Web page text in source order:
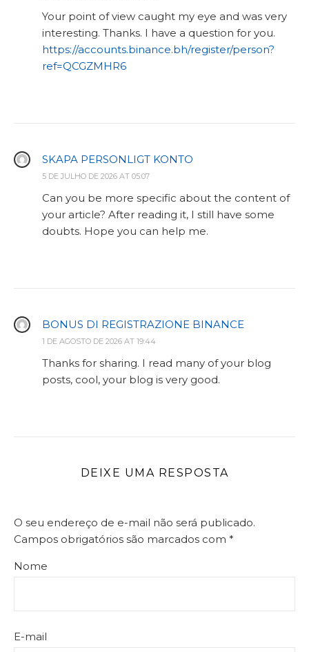
Your point of view caught my eye and was very
interesting. Thanks. I have a question for you.
https://accounts.binance.bh/register/person?
ref=QCGZMHR6
SKAPA PERSONLIGT KONTO
5 DE JULHO DE 2026 AT 05:07
Can you be more specific about the content of
your article? After reading it, I still have some
doubts. Hope you can help me.
BONUS DI REGISTRAZIONE BINANCE
1 DE AGOSTO DE 2026 AT 19:44
Thanks for sharing. I read many of your blog
posts, cool, your blog is very good.
DEIXE UMA RESPOSTA
O seu endereço de e-mail não será publicado.
Campos obrigatórios são marcados com *
Nome
E-mail